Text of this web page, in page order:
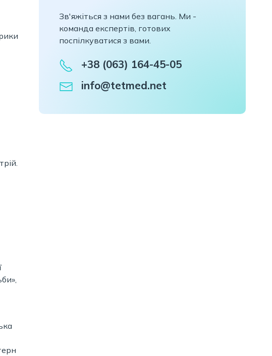
Зв'яжіться з нами без вагань. Ми -
команда експертів, готових
поспілкуватися з вами.
+38 (063) 164-45-05
info@tetmed.net